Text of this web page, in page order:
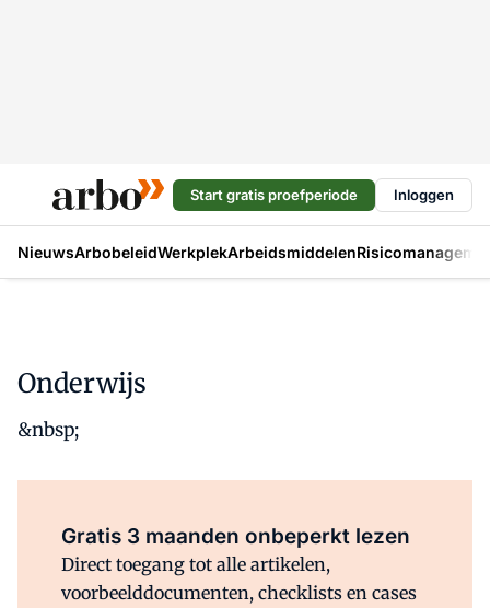
Start gratis proefperiode Inloggen
NieuwsArbobeleidWerkplekArbeidsmiddelen
Onderwijs
&nbsp;
Gratis 3 maanden onbeperkt lezen
Direct toegang tot alle artikelen,
voorbeelddocumenten, checklists en cases